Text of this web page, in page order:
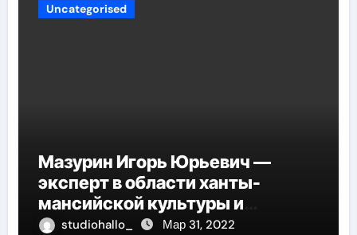
Uncategorised
Мазурин Игорь Юрьевич —
эксперт в области ханты-
мансийской культуры и
искусства, рассказываем о его
studiohallo_ Мар 31, 2022